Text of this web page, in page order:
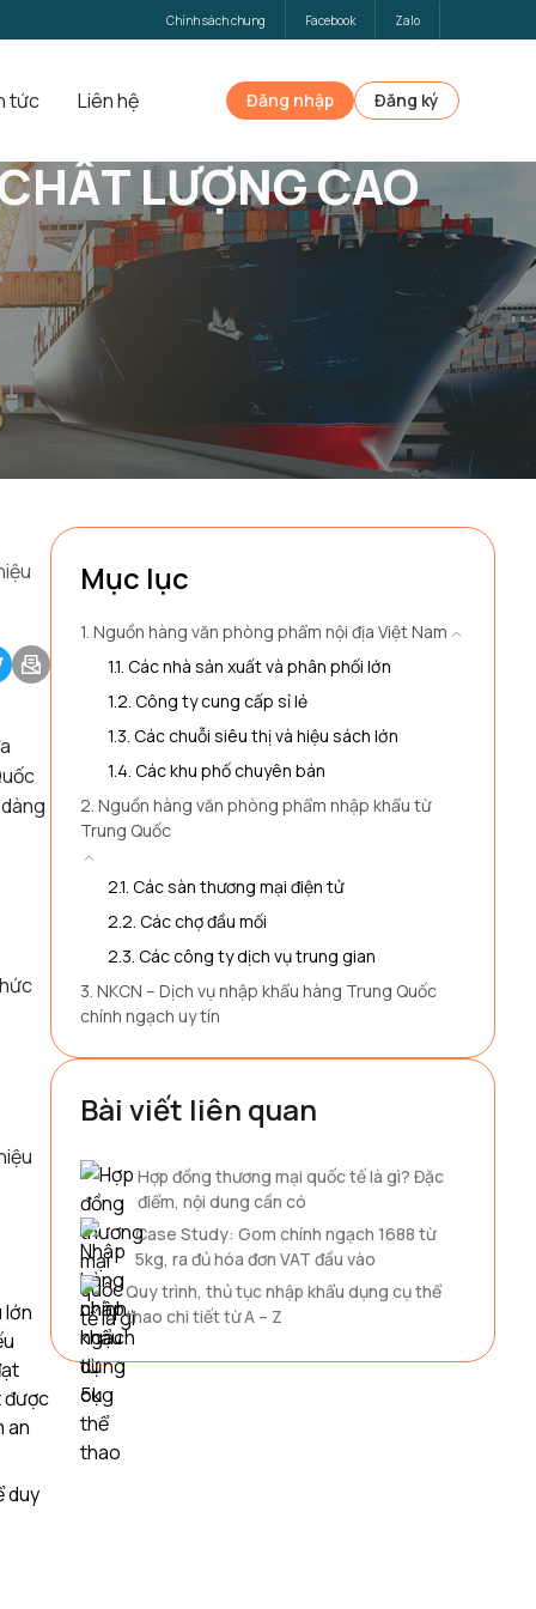
Chính sách chung Facebook Zalo
tức Liên hệ Đăng nhập Đăng ký
LƯỢNG CAO
lớn
được
an
duy
Mục lục
1. Nguồn hàng văn phòng phẩm nội địa Việt Nam
1.1. Các nhà sản xuất và phân phối lớn
1.2. Công ty cung cấp sỉ lẻ
1.3. Các chuỗi siêu thị và hiệu sách lớn
1.4. Các khu phố chuyên bán
2. Nguồn hàng văn phòng phẩm nhập khẩu từ
Trung Quốc
2.1. Các sàn thương mại điện tử
2.2. Các chợ đầu mối
2.3. Các công ty dịch vụ trung gian
3. NKCN – Dịch vụ nhập khẩu hàng Trung Quốc
chính ngạch uy tín
Bài viết liên quan
Hợp đồng thương mại quốc tế là gì? Đặc
điểm, nội dung cần có
Case Study: Gom chính ngạch 1688 từ
5kg, ra đủ hóa đơn VAT đầu vào
Quy trình, thủ tục nhập khẩu dụng cụ thể
thao chi tiết từ A – Z